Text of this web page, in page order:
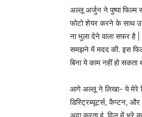
अल्लू अर्जुन ने पुष्पा
फोटो शेयर करने के साथ
ना भुला देने वाला सफर है |
समझने में मदद की. इस
बिना ये काम नहीं हो सकता
आगे अल्लू ने लिखा- ये मेरे
डिस्ट्रिब्यूटर्स, कैप्टन,